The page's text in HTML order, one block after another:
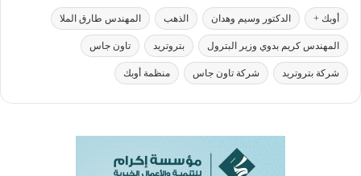
أوبك + الدكتور وسيم وهدان الذهب المهندس طارق الملا
المهندس كريم بدوي وزير البترول بتروتريد تاون جاس
شركة بتروتريد شركة تاون جاس منظمة أوبك